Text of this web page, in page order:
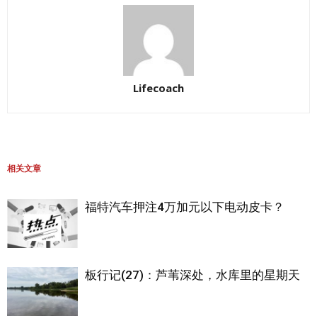
Lifecoach
相关文章
福特汽车押注4万加元以下电动皮卡？
板行记(27)：芦苇深处，水库里的星期天